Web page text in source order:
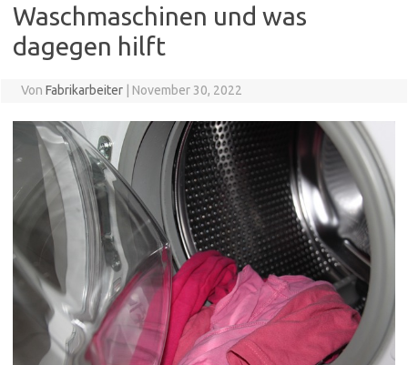
Waschmaschinen und was
dagegen hilft
Von Fabrikarbeiter November 30, 2022